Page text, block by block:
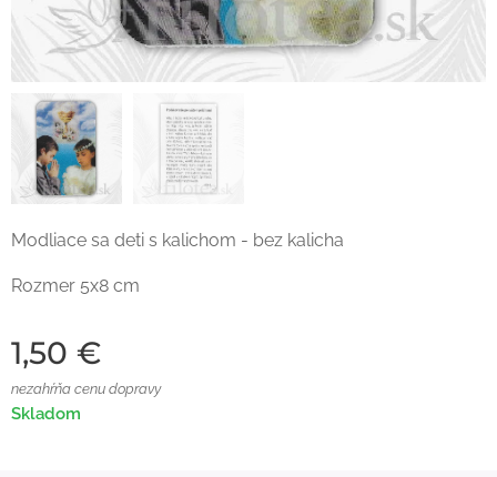
Modliace sa deti s kalichom - bez kalicha
Rozmer 5x8 cm
1,50 €
nezahŕňa cenu dopravy
Skladom